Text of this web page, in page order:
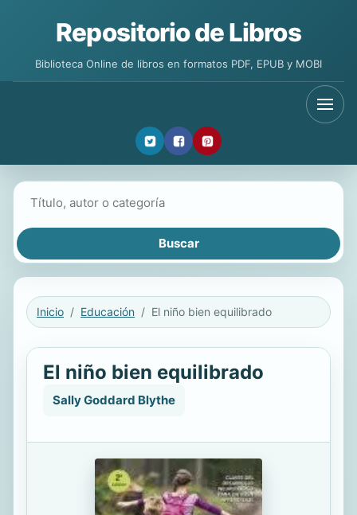
Repositorio de Libros
Biblioteca Online de libros en formatos PDF, EPUB y MOBI
Inicio Educación El niño bien equilibrado
El niño bien equilibrado
Sally Goddard Blythe